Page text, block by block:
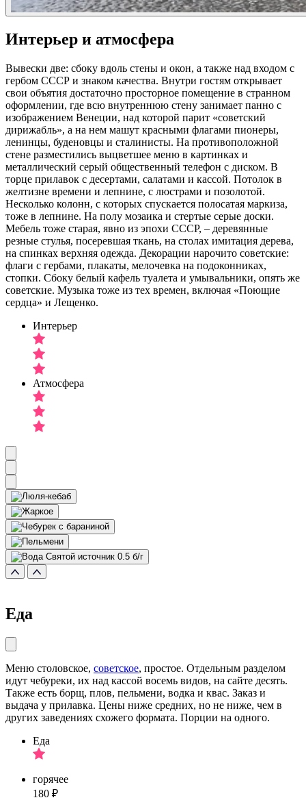
Интерьер и атмосфера
Вывески две: сбоку вдоль стены и окон, а также над входом с
гербом СССР и знаком качества. Внутри гостям открывает
свои объятия достаточно просторное помещение в странном
оформлении, где всю внутреннюю стену занимает панно с
изображением Венеции, над которой парит «советский
дирижабль», а на нем машут красными флагами пионеры,
ленинцы, буденовцы и сталинисты. На противоположной
стене разместились выцветшее меню в картинках и
металлический серый общественный телефон с диском. В
торце прилавок с десертами, салатами и кассой. Потолок в
желтизне времени и лепнине, с люстрами и позолотой.
Несколько колонн, с которых спускается полосатая маркиза,
тоже в лепнине. На полу мозаика и стертые серые доски.
Мебель тоже старая, явно из эпохи СССР, – деревянные
резные стулья, посеревшая ткань, на столах имитация дерева,
на спинках верхняя одежда. Декорации нарочито советские:
флаги с гербами, плакаты, мелочевка на подоконниках,
стопки. Сбоку белый кафель туалета и умывальники, опять же
советские. Музыка тоже из тех времен, включая «Поющие
сердца» и Лещенко.
Интерьер
Атмосфера
Еда
Меню столовское, советское, простое. Отдельным разделом
идут чебуреки, их над кассой восемь видов, на сайте десять.
Также есть борщ, плов, пельмени, водка и квас. Заказ и
выдача у прилавка. Цены ниже средних, но не ниже, чем в
других заведениях схожего формата. Порции на одного.
Еда
горячее
180 ₽